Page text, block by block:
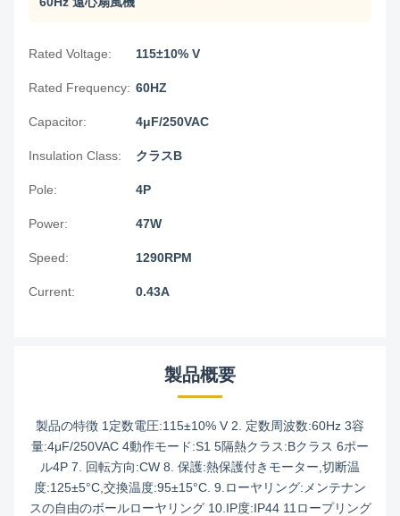
Rated Voltage: 115±10% V
Rated Frequency: 60HZ
Capacitor: 4μF/250VAC
Insulation Class: クラスB
Pole: 4P
Power: 47W
Speed: 1290RPM
Current: 0.43A
製品概要
製品の特徴 1定数電圧:115±10% V 2. 定数周波数:60Hz 3容
量:4μF/250VAC 4動作モード:S1 5隔熱クラス:Bクラス 6ポー
ル4P 7. 回転方向:CW 8. 保護:熱保護付きモーター,切断温
度:125±5°C,交換温度:95±15°C. 9.ローヤリング:メンテナン
スの自由のボールローヤリング 10.IP度:IP44 11ロープリング